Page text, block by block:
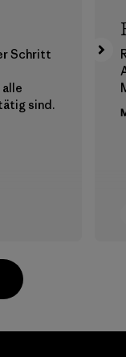
Schritt
sind.